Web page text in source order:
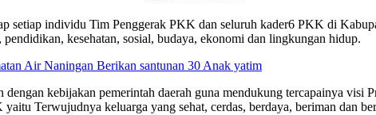
setiap individu Tim Penggerak PKK dan seluruh kader6 PKK di
kesehatan, sosial, budaya, ekonomi dan lingkungan hidup.
Air Naningan Berikan santunan 30 Anak yatim
dengan kebijakan pemerintah daerah guna mendukung tercapainya
Terwujudnya keluarga yang sehat, cerdas, berdaya, beriman dan